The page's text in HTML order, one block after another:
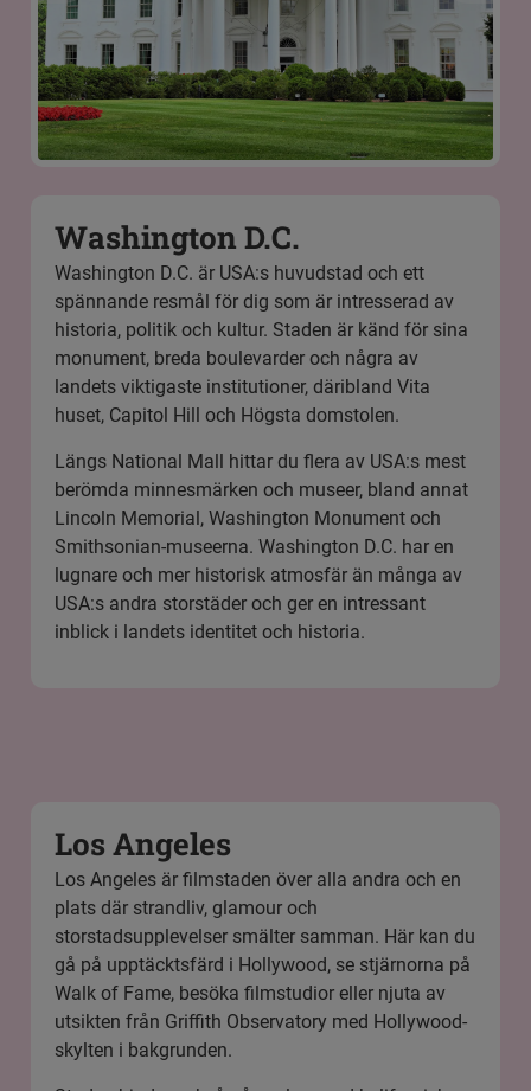
Washington D.C.
Washington D.C. är USA:s huvudstad och ett
spännande resmål för dig som är intresserad av
historia, politik och kultur. Staden är känd för sina
monument, breda boulevarder och några av
landets viktigaste institutioner, däribland Vita
huset, Capitol Hill och Högsta domstolen.
Längs National Mall hittar du flera av USA:s mest
berömda minnesmärken och museer, bland annat
Lincoln Memorial, Washington Monument och
Smithsonian-museerna. Washington D.C. har en
lugnare och mer historisk atmosfär än många av
USA:s andra storstäder och ger en intressant
inblick i landets identitet och historia.
Los Angeles
Los Angeles är filmstaden över alla andra och en
plats där strandliv, glamour och
storstadsupplevelser smälter samman. Här kan du
gå på upptäcktsfärd i Hollywood, se stjärnorna på
Walk of Fame, besöka filmstudior eller njuta av
utsikten från Griffith Observatory med Hollywood-
skylten i bakgrunden.